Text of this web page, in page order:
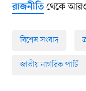
রাজনীতিথেকে
বিশেষ সংবাদ
জাতীয় নাগরিক পার্টি